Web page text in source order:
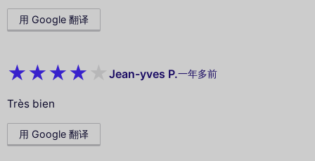
用 Google 翻译
Jean-yves P.一年多前
Très bien
用 Google 翻译